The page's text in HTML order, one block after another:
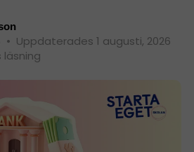
• Uppdaterades 1 augusti, 2026
läsning